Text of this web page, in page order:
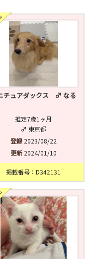
チュアダックス ♂ なる
推定7歳1ヶ月
♂ 東京都
登録2023/08/22
更新2024/01/10
掲載番号：D342131